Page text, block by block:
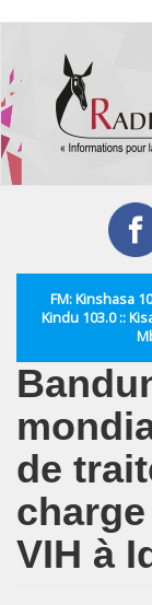
contenu
principal
FM: Kinshasa
Kindu 103.0 ::
de
VIH à